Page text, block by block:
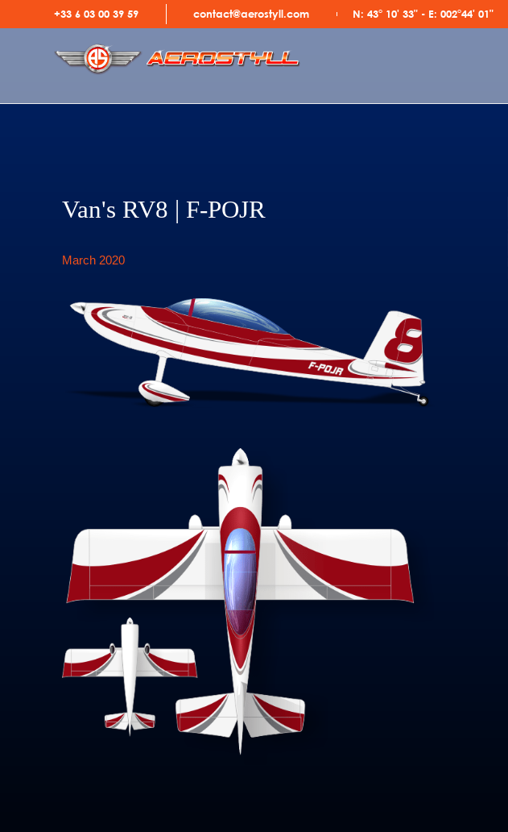
+33 6 03 00 39 59 contact@aerostyll.com N: 43° 10' 33" - E: 002°44' 01"
Van's RV8 | F-POJR​
March 2020